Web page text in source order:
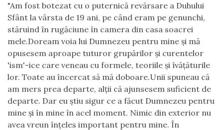
"Am fost botezat cu o puternică revărsare a Duhului
Sfânt la vârsta de 19 ani, pe când eram pe genunchi,
stăruind în rugăciune în camera din casa soacrei
mele.Doream voia lui Dumnezeu pentru mine şi mă
opusesem aproape tuturor grupărilor şi curentelor
'ism'-ice care veneau cu formele, teoriile şi îvăţăturile
lor. Toate au încercat să mă doboare.Unii spuneau că
am mers prea departe, alţii că ajunsesem suficient de
departe. Dar eu ştiu sigur ce a făcut Dumnezeu pentru
mine şi în mine în acel moment. Nimic din exterior nu
avea vreun înţeles important pentru mine. În